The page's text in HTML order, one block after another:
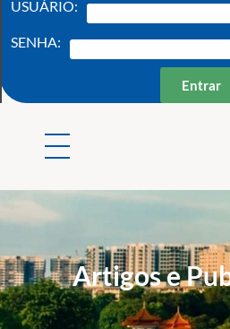
USUÁRIO:
SENHA:
Entrar
Artigos e